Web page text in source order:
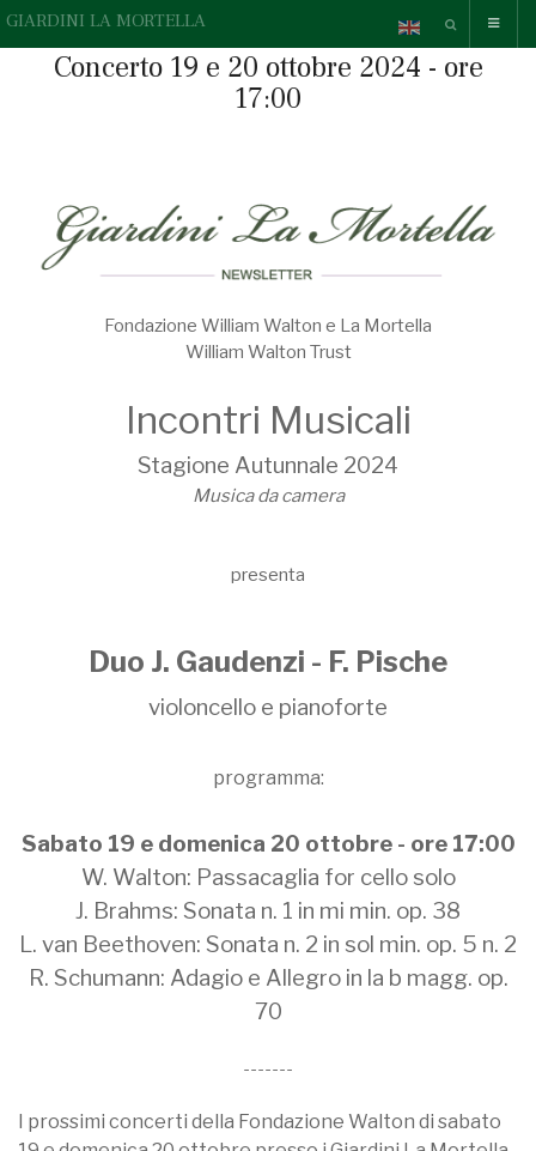
GIARDINI LA MORTELLA
Concerto 19 e 20 ottobre 2024 - ore
17:00
Fondazione William Walton e La Mortella
William Walton Trust
Incontri Musicali
Stagione Autunnale 2024
Musica da camera
presenta
Duo J. Gaudenzi - F. Pische
violoncello e pianoforte
programma:
Sabato 19 e domenica 20 ottobre - ore 17:00
W. Walton: Passacaglia for cello solo
J. Brahms: Sonata n. 1 in mi min. op. 38
L. van Beethoven: Sonata n. 2 in sol min. op. 5 n. 2
R. Schumann: Adagio e Allegro in la b magg. op.
70
-------
I prossimi concerti della Fondazione Walton di sabato